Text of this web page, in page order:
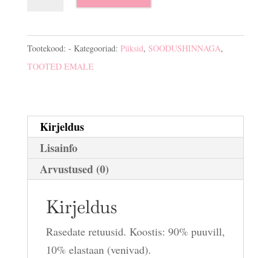
Tootekood: - Kategooriad: Püksid, SOODUSHINNAGA,
TOOTED EMALE
Kirjeldus
Lisainfo
Arvustused (0)
Kirjeldus
Rasedate retuusid. Koostis: 90% puuvill,
10% elastaan (venivad).